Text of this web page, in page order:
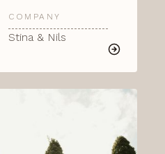
COMPANY
Stina & Nils